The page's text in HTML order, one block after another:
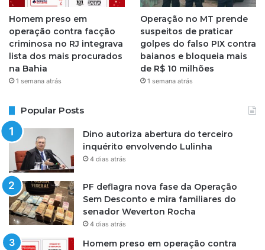
Homem preso em
operação contra facção
criminosa no RJ integrava
lista dos mais procurados
na Bahia
1 semana atrás
Operação no MT prende
suspeitos de praticar
golpes do falso PIX contra
baianos e bloqueia mais
de R$ 10 milhões
1 semana atrás
Popular Posts
Dino autoriza abertura do terceiro
inquérito envolvendo Lulinha
4 dias atrás
PF deflagra nova fase da Operação
Sem Desconto e mira familiares do
senador Weverton Rocha
4 dias atrás
Homem preso em operação contra